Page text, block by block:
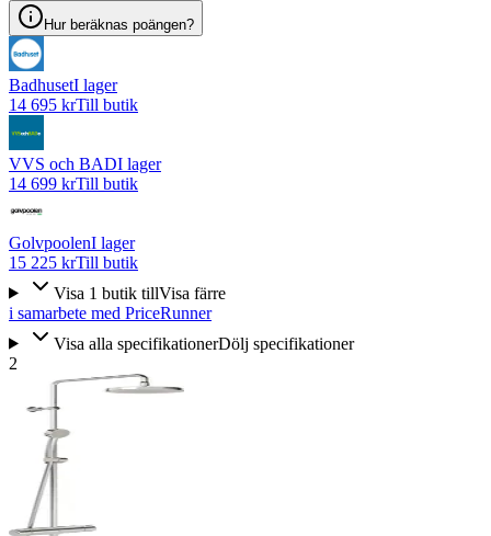
Hur beräknas poängen?
BadhusetI lager
14 695 krTill butik
VVS och BADI lager
14 699 krTill butik
GolvpoolenI lager
15 225 krTill butik
Visa 1 butik tillVisa färre
i samarbete med PriceRunner
Visa alla specifikationerDölj specifikationer
2